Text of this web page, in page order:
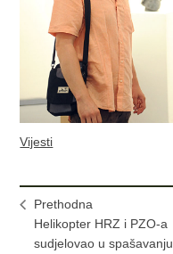
Vijesti
Prethodna
Helikopter HRZ i PZO-a
sudjelovao u spašavanju